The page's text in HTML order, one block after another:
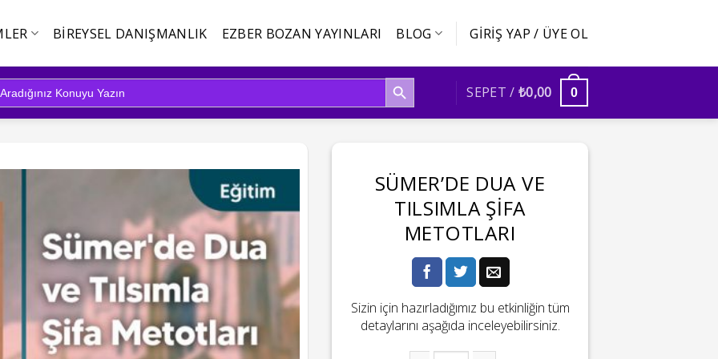
BIREYSEL DANIŞMANLIK EZBER BOZAN YAYINLARI BLOG GIRIŞ YAP / ÜYE OL
SEARCH BUTTON
SEPET / ₺0,00 0
SÜMER’DE DUA VE
TILSIMLA ŞIFA
METOTLARI
Sizin için hazırladığımız bu etkinliğin tüm
detaylarını aşağıda inceleyebilirsiniz.